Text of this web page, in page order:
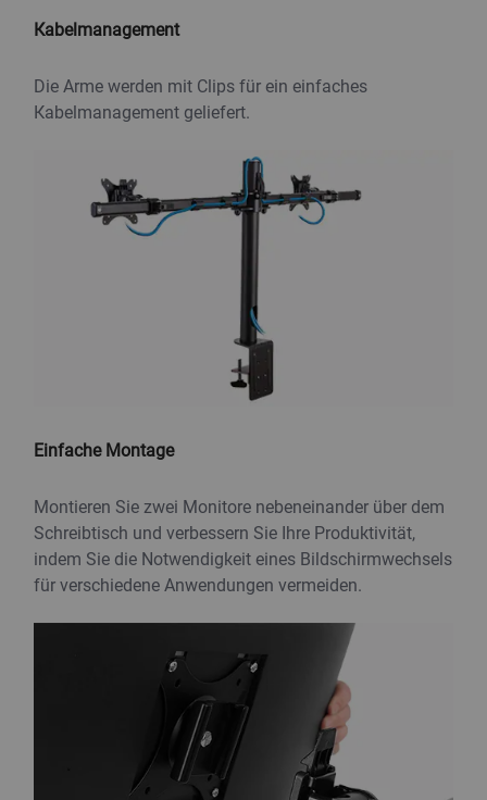
Kabelmanagement
Die Arme werden mit Clips für ein einfaches
Kabelmanagement geliefert.
Einfache Montage
Montieren Sie zwei Monitore nebeneinander über dem
Schreibtisch und verbessern Sie Ihre Produktivität,
indem Sie die Notwendigkeit eines Bildschirmwechsels
für verschiedene Anwendungen vermeiden.